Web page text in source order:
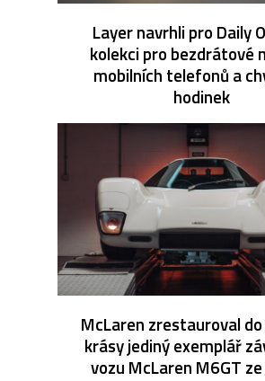
Layer navrhli pro Daily
kolekci pro bezdrátové
mobilních telefonů a
hodinek
McLaren zrestauroval
krásy jediný exemplář
vozu McLaren M6GT